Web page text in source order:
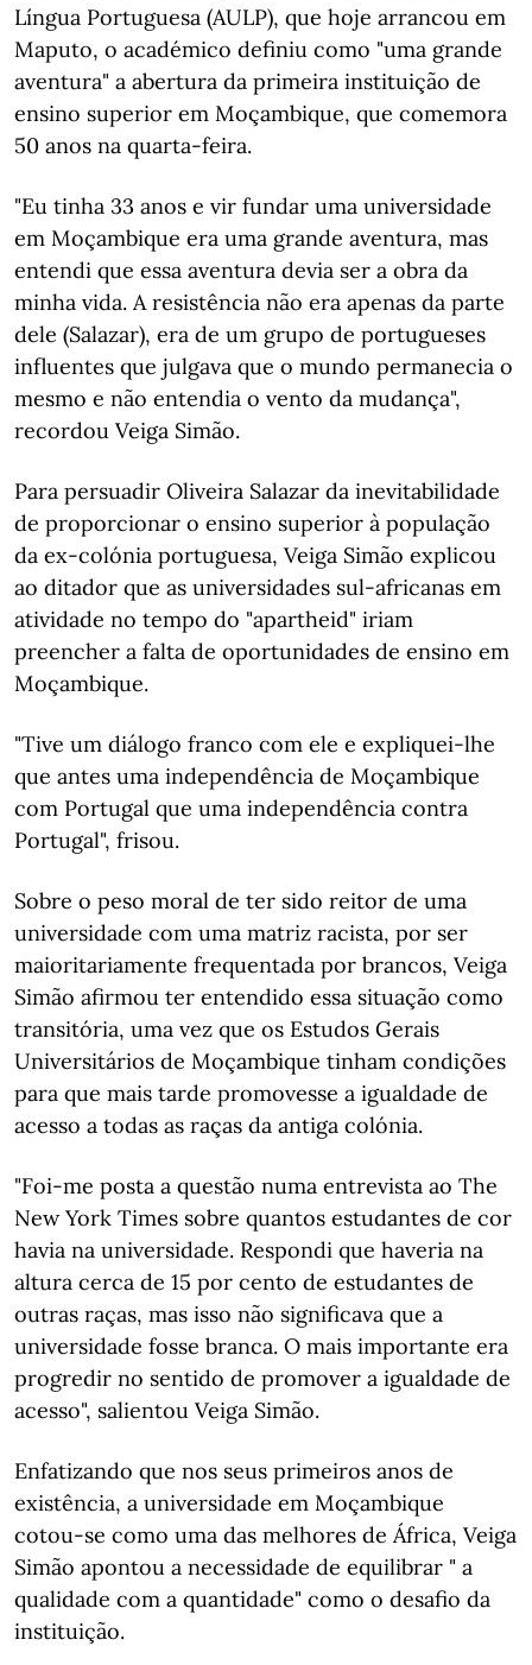
Língua Portuguesa (AULP), que hoje arrancou em
Maputo, o académico definiu como "uma grande
aventura" a abertura da primeira instituição de
ensino superior em Moçambique, que comemora
50 anos na quarta-feira.
"Eu tinha 33 anos e vir fundar uma universidade
em Moçambique era uma grande aventura, mas
entendi que essa aventura devia ser a obra da
minha vida. A resistência não era apenas da parte
dele (Salazar), era de um grupo de portugueses
influentes que julgava que o mundo permanecia o
mesmo e não entendia o vento da mudança",
recordou Veiga Simão.
Para persuadir Oliveira Salazar da inevitabilidade
de proporcionar o ensino superior à população
da ex-colónia portuguesa, Veiga Simão explicou
ao ditador que as universidades sul-africanas em
atividade no tempo do "apartheid" iriam
preencher a falta de oportunidades de ensino em
Moçambique.
"Tive um diálogo franco com ele e expliquei-lhe
que antes uma independência de Moçambique
com Portugal que uma independência contra
Portugal", frisou.
Sobre o peso moral de ter sido reitor de uma
universidade com uma matriz racista, por ser
maioritariamente frequentada por brancos, Veiga
Simão afirmou ter entendido essa situação como
transitória, uma vez que os Estudos Gerais
Universitários de Moçambique tinham condições
para que mais tarde promovesse a igualdade de
acesso a todas as raças da antiga colónia.
"Foi-me posta a questão numa entrevista ao The
New York Times sobre quantos estudantes de cor
havia na universidade. Respondi que haveria na
altura cerca de 15 por cento de estudantes de
outras raças, mas isso não significava que a
universidade fosse branca. O mais importante era
progredir no sentido de promover a igualdade de
acesso", salientou Veiga Simão.
Enfatizando que nos seus primeiros anos de
existência, a universidade em Moçambique
cotou-se como uma das melhores de África, Veiga
Simão apontou a necessidade de equilibrar " a
qualidade com a quantidade" como o desafio da
instituição.